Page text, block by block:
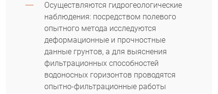
Осуществляются гидрогеологические
наблюдения: посредством полевого
опытного метода исследуются
деформационные и прочностные
данные грунтов, а для выяснения
фильтрационных способностей
водоносных горизонтов проводятся
опытно-фильтрационные работы